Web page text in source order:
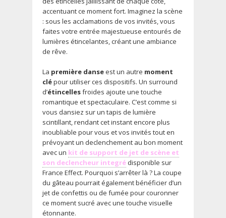
accentuant ce moment fort. Imaginez la scène
: sous les acclamations de vos invités, vous
faites votre entrée majestueuse entourés de
lumières étincelantes, créant une ambiance
de rêve.
La première danseest un autre moment
clépour utiliser ces dispositifs. Un surround
d’étincellesfroides ajoute une touche
romantique et spectaculaire. C’est comme si
vous dansiez sur un tapis de lumière
scintillant, rendant cet instant encore plus
inoubliable pour vous et vos invités tout en
prévoyant un declenchement au bon moment
avec un kit de support de jet de scène et
son declencheur integré disponible sur
France Effect. Pourquoi s’arrêter là ? La coupe
du gâteau pourrait également bénéficier d’un
jet de confettis ou de fumée pour couronner
ce moment sucré avec une touche visuelle
étonnante.